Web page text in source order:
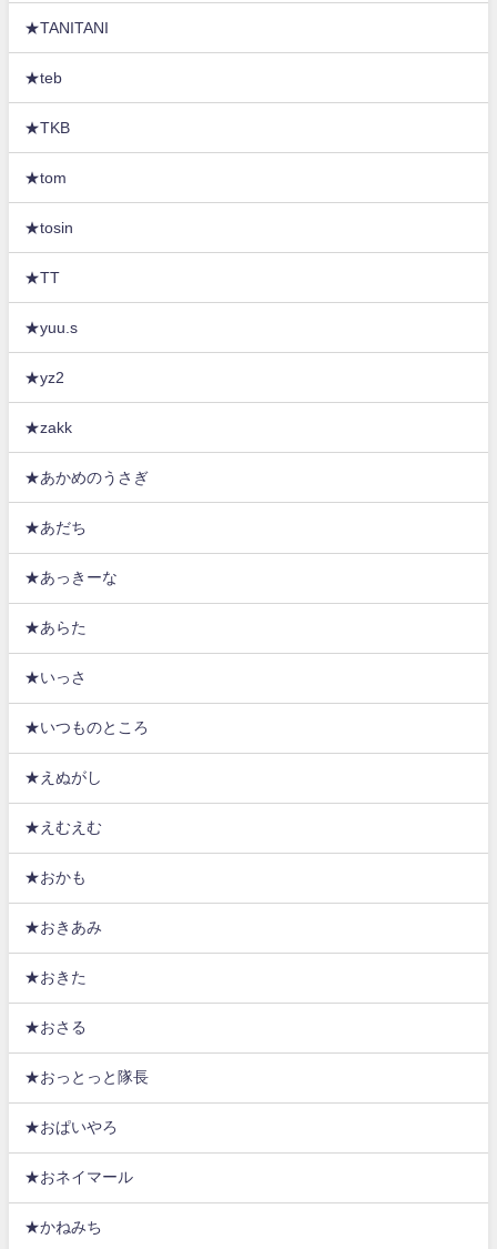
★TANITANI
★teb
★TKB
★tom
★tosin
★TT
★yuu.s
★yz2
★zakk
★あかめのうさぎ
★あだち
★あっきーな
★あらた
★いっさ
★いつものところ
★えぬがし
★えむえむ
★おかも
★おきあみ
★おきた
★おさる
★おっとっと隊長
★おぱいやろ
★おネイマール
★かねみち